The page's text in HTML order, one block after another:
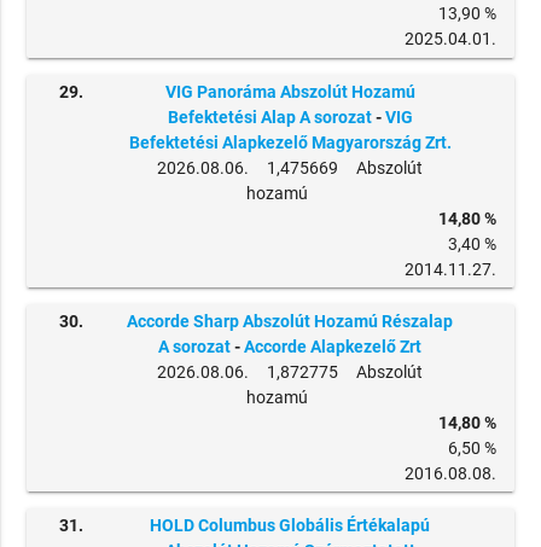
13,90 %
2025.04.01.
29.
VIG Panoráma Abszolút Hozamú
Befektetési Alap A sorozat-VIG
Befektetési Alapkezelő Magyarország Zrt.
2026.08.06. 1,475669 Abszolút
hozamú
14,80 %
3,40 %
2014.11.27.
30.
Accorde Sharp Abszolút Hozamú Részalap
A sorozat-Accorde Alapkezelő Zrt
2026.08.06. 1,872775 Abszolút
hozamú
14,80 %
6,50 %
2016.08.08.
31.
HOLD Columbus Globális Értékalapú